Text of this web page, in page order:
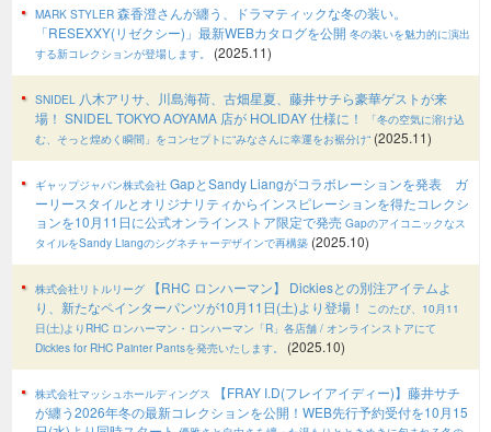
MARK STYLER 森香澄さんが纏う、ドラマティックな冬の装い。
「RESEXXY(リゼクシー)」最新WEBカタログを公開 冬の装いを魅力的に演出
する新コレクションが登場します。
(2025.11)
SNIDEL 八木アリサ、川島海荷、古畑星夏、藤井サチら豪華ゲストが来
場！ SNIDEL TOKYO AOYAMA 店が HOLIDAY 仕様に！
「冬の空気に溶け込
む、そっと煌めく瞬間」をコンセプトに“みなさんに幸運をお裾分け“ (2025.11)
ギャップジャパン株式会社 GapとSandy Liangがコラボレーションを発表 ガ
ーリースタイルとオリジナリティからインスピレーションを得たコレクシ
ョンを10月11日に公式オンラインストア限定で発売 Gapのアイコニックなス
タイルをSandy Liangのシグネチャーデザインで再構築 (2025.10)
株式会社リトルリーグ 【RHC ロンハーマン】 Dickiesとの別注アイテムよ
り、新たなペインターパンツが10月11日(土)より登場！ このたび、10月11
日(土)よりRHC ロンハーマン・ロンハーマン「R」各店舗 / オンラインストアにて
Dickies for RHC Painter Pantsを発売いたします。
(2025.10)
株式会社マッシュホールディングス
【FRAY I.D(フレイアイディー)】藤井サチ
が纏う2026年冬の最新コレクションを公開！WEB先行予約受付を10月15